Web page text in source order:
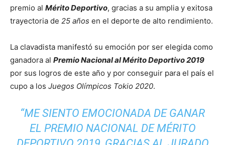
premio al Mérito Deportivo, gracias a su amplia y exitosa
trayectoria de 25 años en el deporte de alto rendimiento.
La clavadista manifestó su emoción por ser elegida como
ganadora al Premio Nacional al Mérito Deportivo 2019
por sus logros de este año y por conseguir para el país el
cupo a los Juegos Olímpicos Tokio 2020.
“ME SIENTO EMOCIONADA DE GANAR
EL PREMIO NACIONAL DE MÉRITO